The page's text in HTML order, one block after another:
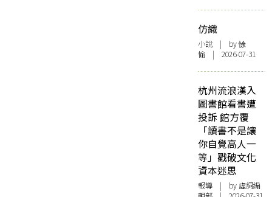
仿織
小說 | by 悇
愉 | 2026-07-31
杭州流浪漢入
圖書館看書遭
投訴 館方覆
「讀書不是讓
你自覺高人一
等」戳破文化
資本迷思
報導 | by 虛詞編